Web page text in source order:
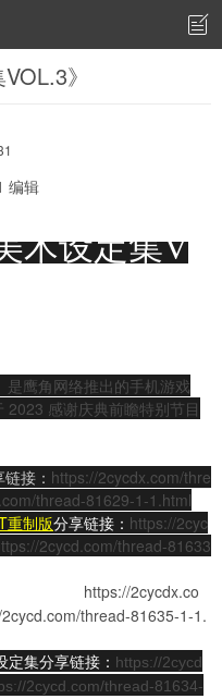

》
编辑
术设定集V
是鹰角网络推出的手机游戏
2023 感谢庆典前瞻特别节目
接： https://2cycdx.com/thre
thread-81629-1-1.html
重制版分享链接： https://2cyc
2cycd.com/thread-81633
https://2cycdx.co
thread-81635-1-1.
定集分享链接： https://2cycd
2cycd.com/thread-81634-